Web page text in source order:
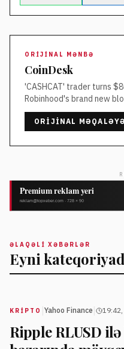
ORIJINAL MƏNBƏ
CoinDesk
'CASHCAT' trader turns
Robinhood's brand new
ORIJINAL
ƏLAQƏLI XƏBƏRLƏR
Eyni
KRIPTO Yahoo Finance
Ripple RLUSD